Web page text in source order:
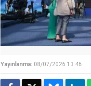
Yayınlanma: 08/07/2026 13:46